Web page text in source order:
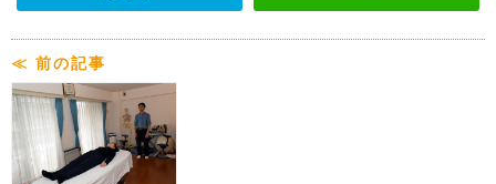
≪ 前の記事